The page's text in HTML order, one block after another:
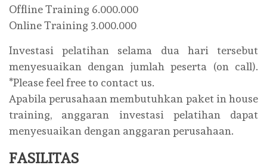
Offline Training 6.000.000
Online Training 3.000.000
Investasi pelatihan selama dua hari tersebut
menyesuaikan dengan jumlah peserta (on call).
*Please feel free to contact us.
Apabila perusahaan membutuhkan paket in house
training, anggaran investasi pelatihan dapat
menyesuaikan dengan anggaran perusahaan.
FASILITAS